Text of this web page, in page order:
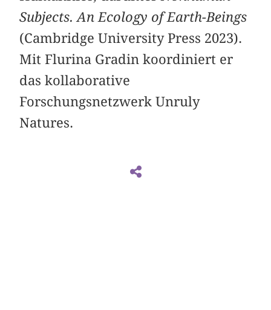
Subjects. An Ecology of Earth-Beings
(Cambridge University Press 2023).
Mit Flurina Gradin koordiniert er
das kollaborative
Forschungsnetzwerk Unruly
Natures.